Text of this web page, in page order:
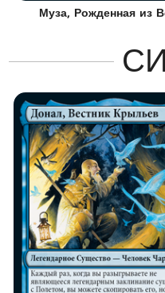
Муза, Рожденная из